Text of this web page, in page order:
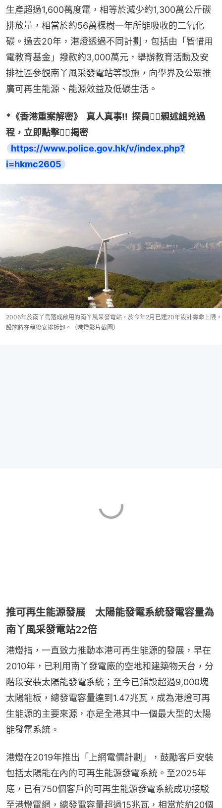
生產超過1,600萬度電，相等於減少約1,300萬公斤碳
排放量，相當於約56萬棵樹一年所能吸收的二氧化
碳。過去20年，港燈透過不同計劃，包括由「智惜用
電教育基金」撥款約3,000萬元，舉辦教育活動及安
排社區參觀南丫風采發電站等設施，向學界及公眾推
廣可再生能源、能源效益及低碳生活。
*《香港重案解密》  真人真事‼️  探員🕵🏼親述緝兇過
https://www.police.gov.hk/v/index.php?
i=hkmc2605
2006年於南丫島落成啟用的南丫風采發電站，於今年2月已達20年設計壽命上限，
設施將在稍後安排拆卸。（港燈影片截圖）
推可再生能源發展 太陽能發電系統發電容量為
南丫風采發電站22倍
港燈指，一直致力推動本港可再生能源的發展，早在
2010年，已利用南丫發電廠的空地和建築物天台，分
階段安裝太陽能發電系統；至今已鋪設超過9,000塊
太陽能板，總發電容量達到1.47兆瓦，成為港燈可再
生能源的主要來源，亦是全港其中一個最大型的太陽
能發電系統。
港燈在2019年推出「上網電價計劃」，鼓勵客戶安裝
包括太陽能在內的可再生能源發電系統。至2025年
底，已有750個客戶的可再生能源發電系統成功接駁
至港燈電網，總發電容量超過15兆瓦，相當於約20個